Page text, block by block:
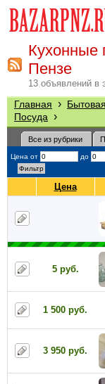
Кухонные
Пензе
13 объявлений в
Главная ›
Посуда ›
Все из рубрики
Цена от до
Цена
5 руб.
1 500 руб.
3 950 руб.